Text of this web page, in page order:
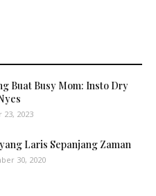
Buat Busy Mom: Insto Dry
2023
Laris Sepanjang Zaman
30, 2020